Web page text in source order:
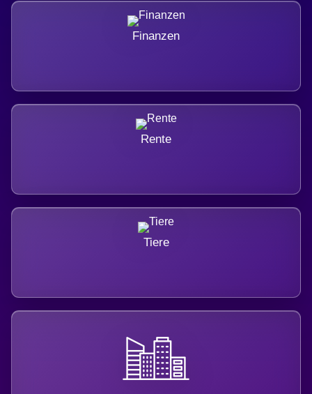
Finanzen
Rente
Tiere